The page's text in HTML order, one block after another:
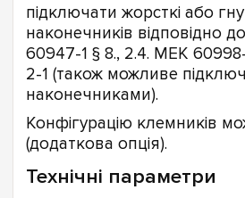
підключати жорсткі або
наконечників відповідно
60947-1 § 8., 2.4. МЕК
2-1 (також можливе
наконечниками).
Конфігурацію клемників
(додаткова опція).
Технічні параметри